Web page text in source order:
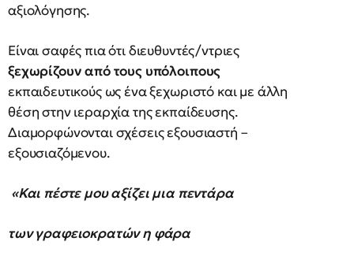
αξιολόγησης.
Είναι σαφές πια ότι διευθυντές/ντριες
ξεχωρίζουν από τους υπόλοιπους
εκπαιδευτικούς ως ένα ξεχωριστό και με άλλη
θέση στην ιεραρχία της εκπαίδευσης.
Διαμορφώνονται σχέσεις εξουσιαστή –
εξουσιαζόμενου.
«Και πέστε μου αξίζει μια πεντάρα
των γραφειοκρατών η φάρα